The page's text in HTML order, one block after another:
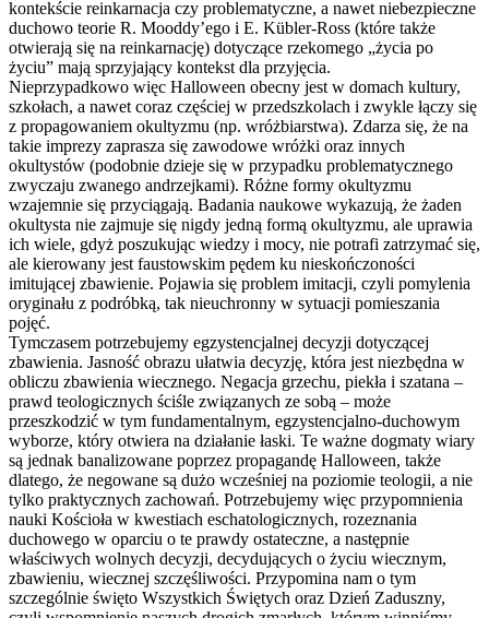
kontekście reinkarnacja czy problematyczne, a nawet niebezpieczne
duchowo teorie R. Mooddy’ego i E. Kübler-Ross (które także
otwierają się na reinkarnację) dotyczące rzekomego „życia po
życiu” mają sprzyjający kontekst dla przyjęcia.
Nieprzypadkowo więc Halloween obecny jest w domach kultury,
szkołach, a nawet coraz częściej w przedszkolach i zwykle łączy się
z propagowaniem okultyzmu (np. wróżbiarstwa). Zdarza się, że na
takie imprezy zaprasza się zawodowe wróżki oraz innych
okultystów (podobnie dzieje się w przypadku problematycznego
zwyczaju zwanego andrzejkami). Różne formy okultyzmu
wzajemnie się przyciągają. Badania naukowe wykazują, że żaden
okultysta nie zajmuje się nigdy jedną formą okultyzmu, ale uprawia
ich wiele, gdyż poszukując wiedzy i mocy, nie potrafi zatrzymać się,
ale kierowany jest faustowskim pędem ku nieskończoności
imitującej zbawienie. Pojawia się problem imitacji, czyli pomylenia
oryginału z podróbką, tak nieuchronny w sytuacji pomieszania
pojęć.
Tymczasem potrzebujemy egzystencjalnej decyzji dotyczącej
zbawienia. Jasność obrazu ułatwia decyzję, która jest niezbędna w
obliczu zbawienia wiecznego. Negacja grzechu, piekła i szatana –
prawd teologicznych ściśle związanych ze sobą – może
przeszkodzić w tym fundamentalnym, egzystencjalno-duchowym
wyborze, który otwiera na działanie łaski. Te ważne dogmaty wiary
są jednak banalizowane poprzez propagandę Halloween, także
dlatego, że negowane są dużo wcześniej na poziomie teologii, a nie
tylko praktycznych zachowań. Potrzebujemy więc przypomnienia
nauki Kościoła w kwestiach eschatologicznych, rozeznania
duchowego w oparciu o te prawdy ostateczne, a następnie
właściwych wolnych decyzji, decydujących o życiu wiecznym,
zbawieniu, wiecznej szczęśliwości. Przypomina nam o tym
szczególnie święto Wszystkich Świętych oraz Dzień Zaduszny,